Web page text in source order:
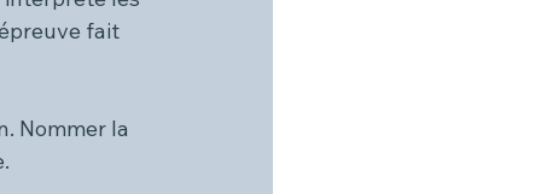
fait
Nommer la